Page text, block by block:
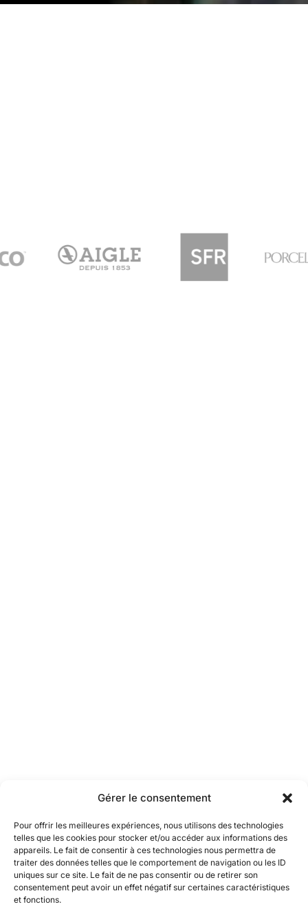
Gérer le consentement
Pour offrir les meilleures expériences, nous utilisons des technologies
telles que les cookies pour stocker et/ou accéder aux informations des
appareils. Le fait de consentir à ces technologies nous permettra de
traiter des données telles que le comportement de navigation ou les ID
uniques sur ce site. Le fait de ne pas consentir ou de retirer son
consentement peut avoir un effet négatif sur certaines caractéristiques
et fonctions.